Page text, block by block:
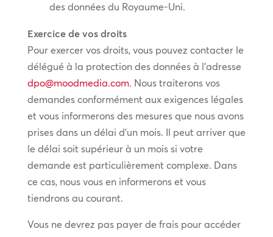
des données du Royaume-Uni.
Exercice de vos droits
Pour exercer vos droits, vous pouvez contacter le
délégué à la protection des données à l’adresse
dpo@moodmedia.com. Nous traiterons vos
demandes conformément aux exigences légales
et vous informerons des mesures que nous avons
prises dans un délai d’un mois. Il peut arriver que
le délai soit supérieur à un mois si votre
demande est particulièrement complexe. Dans
ce cas, nous vous en informerons et vous
tiendrons au courant.
Vous ne devrez pas payer de frais pour accéder